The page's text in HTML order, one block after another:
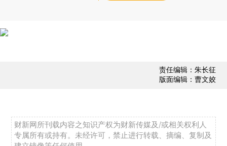
责任编辑：朱长征
版面编辑：曹文姣
财新网所刊载内容之知识产权为财新传媒及/或相关权利人
专属所有或持有。未经许可，禁止进行转载、摘编、复制及